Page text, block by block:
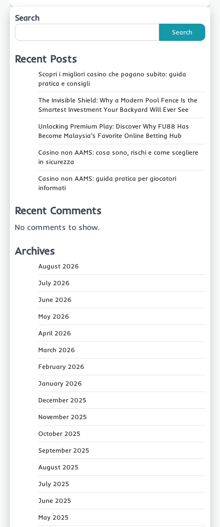
Search
Search
Recent Posts
Scopri i migliori casino che pagano subito: guida
pratica e consigli
The Invisible Shield: Why a Modern Pool Fence Is the
Smartest Investment Your Backyard Will Ever See
Unlocking Premium Play: Discover Why FU88 Has
Become Malaysia’s Favorite Online Betting Hub
Casino non AAMS: cosa sono, rischi e come scegliere
in sicurezza
Casino non AAMS: guida pratica per giocatori
informati
Recent Comments
No comments to show.
Archives
August 2026
July 2026
June 2026
May 2026
April 2026
March 2026
February 2026
January 2026
December 2025
November 2025
October 2025
September 2025
August 2025
July 2025
June 2025
May 2025